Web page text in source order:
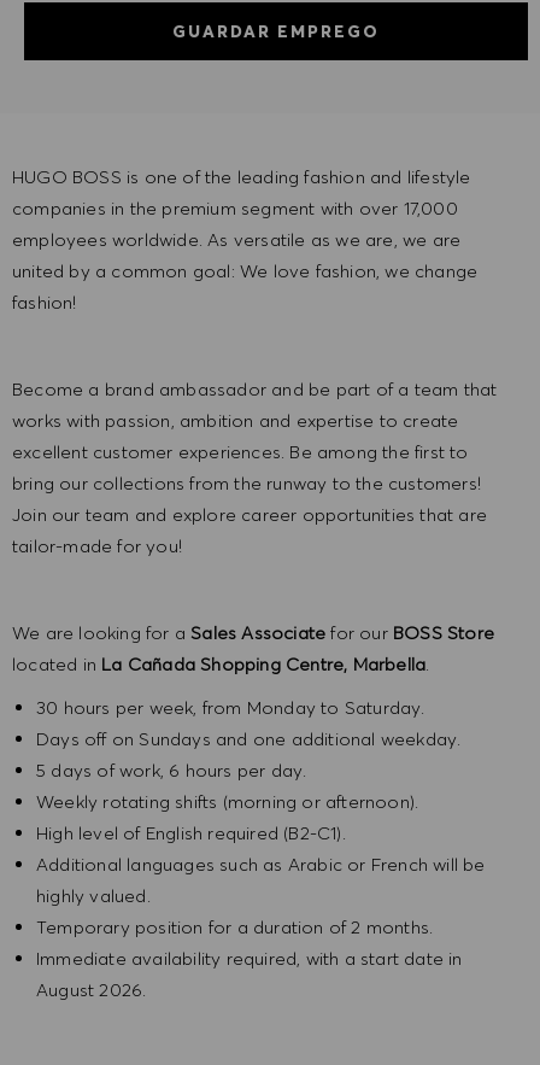
GUARDAR EMPREGO
HUGO BOSS is one of the leading fashion and lifestyle
companies in the premium segment with over 17,000
employees worldwide. As versatile as we are, we are
united by a common goal: We love fashion, we change
fashion!
Become a brand ambassador and be part of a team that
works with passion, ambition and expertise to create
excellent customer experiences. Be among the first to
bring our collections from the runway to the customers!
Join our team and explore career opportunities that are
tailor-made for you!
We are looking for a Sales Associate for our BOSS Store
located in La Cañada Shopping Centre, Marbella.
30 hours per week, from Monday to Saturday.
Days off on Sundays and one additional weekday.
5 days of work, 6 hours per day.
Weekly rotating shifts (morning or afternoon).
High level of English required (B2-C1).
Additional languages such as Arabic or French will be
highly valued.
Temporary position for a duration of 2 months.
Immediate availability required, with a start date in
August 2026.